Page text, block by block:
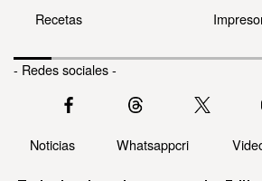
Recetas
- Redes sociales -
Noticias Whatsappcri